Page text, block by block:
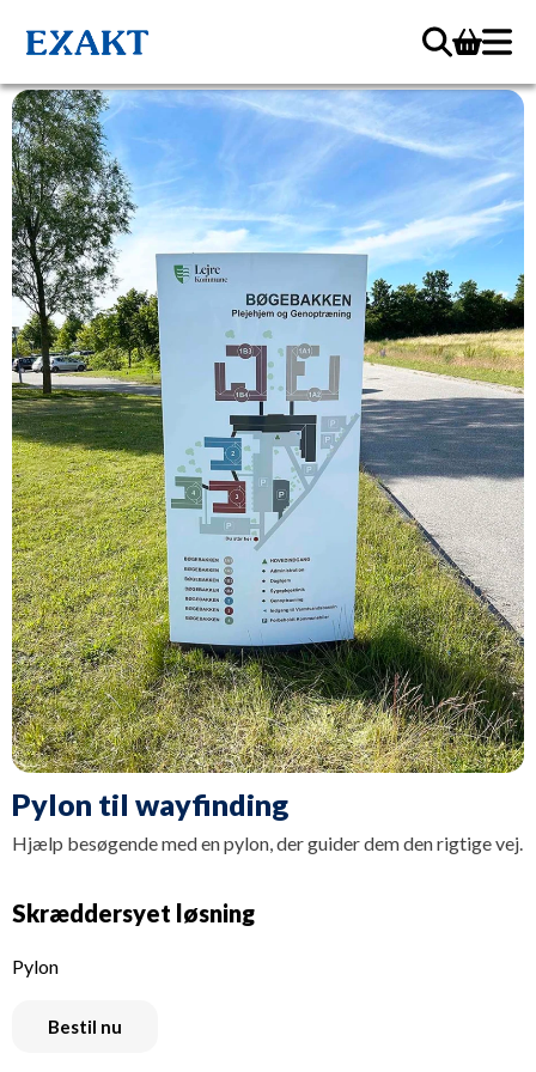
Pylon til wayfinding
Hjælp besøgende med en pylon, der guider dem den rigtige vej.
Skræddersyet løsning
Pylon
Bestil nu